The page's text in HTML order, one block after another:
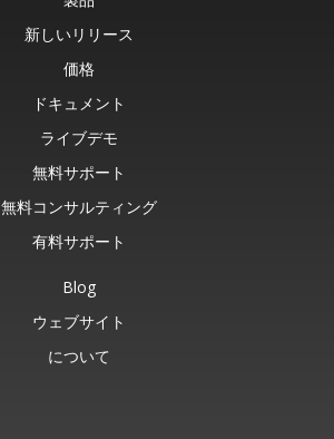
新しいリリース
価格
ドキュメント
ライブデモ
無料サポート
無料コンサルティング
有料サポート
Blog
ウェブサイト
について